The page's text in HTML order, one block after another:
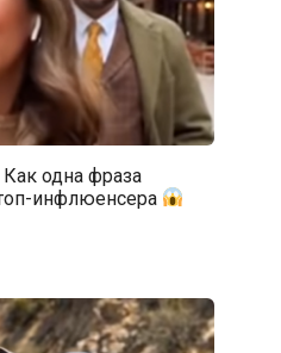
одна фраза
инфлюенсера